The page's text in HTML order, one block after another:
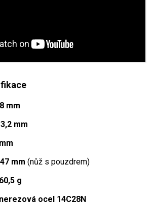
mm
3,2 mm
mm (nůž s pouzdrem)
g
nerezová ocel 14C28N